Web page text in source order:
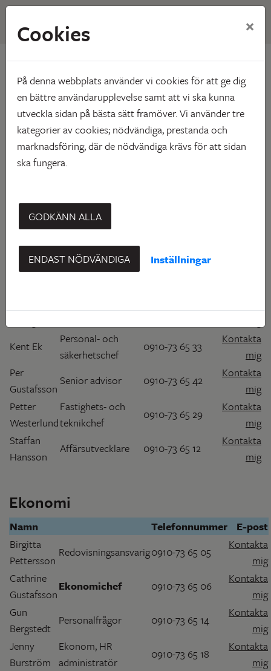
Hem Kontakta oss Personal
Personal
Företagsledning
Anna
Ersson
Kund- och
marknadschef
Gustafsson
Ekonomichef
Harriet
VD 0910-73 65 01
Kent Ek
Personal- och
säkerhetschef
0910-73 65 33
Kontakta
mig
Per
Gustafsson
Senior advisor 0910-73 65 42
Kontakta
mig
Petter
Westerlund
Fastighets- och
teknikchef
0910-73 65 29
Kontakta
mig
Staffan
Hansson
Affärsutvecklare 0910-73 65 12
Kontakta
mig
Ekonomi
Namn Telefonnummer
E-post
Birgitta
Pettersson
Redovisningsansvarig0910-73 65 05
Kontakta
mig
Cathrine
Gustafsson
Ekonomichef 0910-73 65 06
Kontakta
mig
Gun
Bergstedt
Personalfrågor 0910-73 65 14
Kontakta
mig
Jenny
Burström
Ekonom, HR
administratör
0910-73 65 18
Kontakta
mig
Cookies ×
På denna webbplats använder vi cookies för att ge dig
en bättre användarupplevelse samt att vi ska kunna
utveckla sidan på bästa sätt framöver. Vi använder tre
kategorier av cookies; nödvändiga, prestanda och
marknadsföring, där de nödvändiga krävs för att sidan
ska fungera.
GODKÄNN ALLA
ENDAST NÖDVÄNDIGA Inställningar